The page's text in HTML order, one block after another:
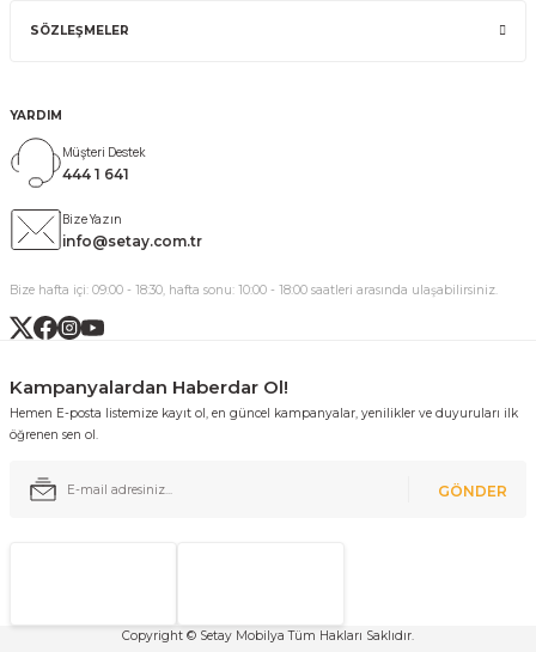
SÖZLEŞMELER
YARDIM
Müşteri Destek
444 1 641
Bize Yazın
info@setay.com.tr
Bize hafta içi: 09:00 - 18:30, hafta sonu: 10:00 - 18:00 saatleri arasında ulaşabilirsiniz.
Kampanyalardan Haberdar Ol!
Hemen E-posta listemize kayıt ol, en güncel kampanyalar, yenilikler ve duyuruları ilk
öğrenen sen ol.
GÖNDER
Copyright © Setay Mobilya Tüm Hakları Saklıdır.